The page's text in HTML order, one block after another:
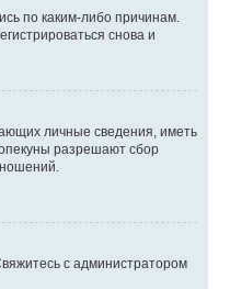
по каким-либо причинам.
снова и
личные сведения, иметь
разрешают сбор
с администратором